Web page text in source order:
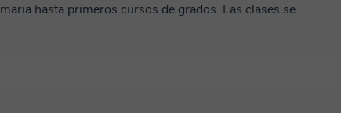
primeros cursos de grados. Las clases se
pueden ser de refuerzo, de apoyo puntual, de
dudas que cada alumno tenga en cada momento y con las